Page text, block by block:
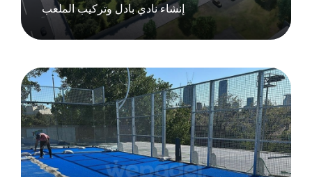
إنشاء نادي بادل وتركيب الملعب